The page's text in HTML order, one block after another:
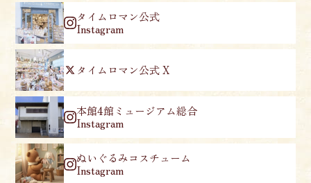
タイムロマン公式
Instagram
タイムロマン公式 X
本館4館ミュージアム総合
Instagram
ぬいぐるみコスチューム
Instagram